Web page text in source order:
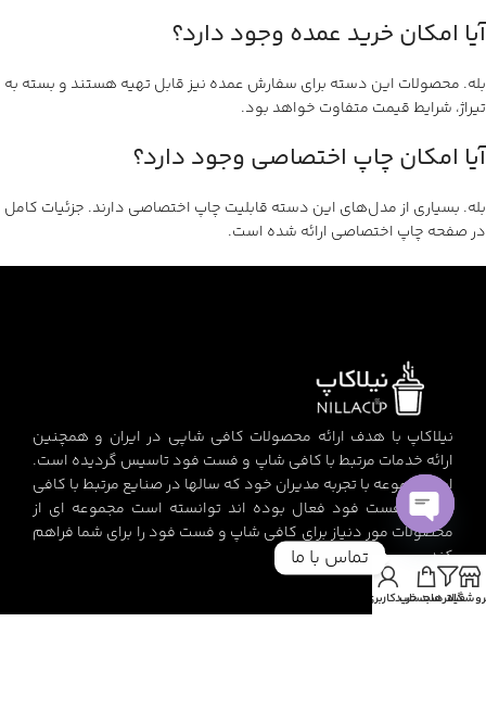
آیا امکان خرید عمده وجود دارد؟
بله. محصولات این دسته برای سفارش عمده نیز قابل تهیه هستند و بسته به
تیراژ، شرایط قیمت متفاوت خواهد بود.
آیا امکان چاپ اختصاصی وجود دارد؟
بله. بسیاری از مدل‌های این دسته قابلیت چاپ اختصاصی دارند. جزئیات کامل
در صفحه چاپ اختصاصی ارائه شده است.
نیلاکاپ با هدف ارائه محصولات کافی شاپی در ایران و همچنین
ارائه خدمات مرتبط با کافی شاپ و فست فود تاسیس گردیده است.
این مجموعه با تجربه مدیران خود که سالها در صنایع مرتبط با کافی
شاپ و فست فود فعال بوده اند توانسته است مجموعه ای از
محصولات مور دنیاز برای کافی شاپ و فست فود را برای شما فراهم
کند.
فیلترهاسبد خرید
حساب کاربری من
تماس با ما
Open
chaty